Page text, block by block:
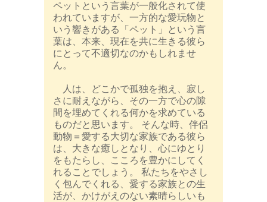
ペットという言葉が一般化されて使
われていますが、一方的な愛玩物と
いう響きがある「ペット」という言
葉は、本来、現在を共に生きる彼ら
にとって不適切なのかもしれませ
ん。
人は、どこかで孤独を抱え、寂し
さに耐えながら、その一方で心の隙
間を埋めてくれる何かを求めている
ものだと思います。 そんな時、伴侶
動物＝愛する大切な家族である彼ら
は、大きな癒しとなり、心にゆとり
をもたらし、こころを豊かにしてく
れることでしょう。 私たちをやさし
く包んでくれる、愛する家族との生
活が、かけがえのない素晴らしいも